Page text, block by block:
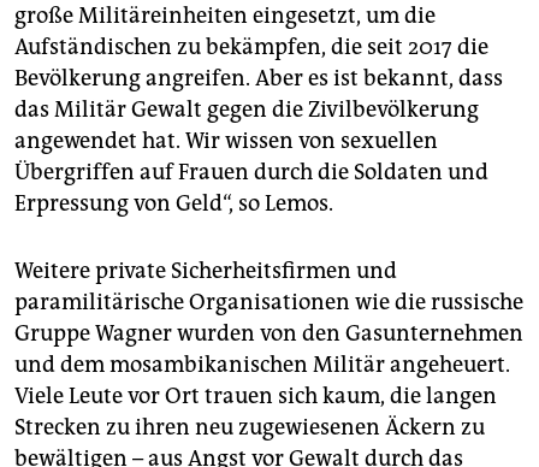
große Militäreinheiten eingesetzt, um die
Aufständischen zu bekämpfen, die seit 2017 die
Bevölkerung angreifen. Aber es ist bekannt, dass
das Militär Gewalt gegen die Zivilbevölkerung
angewendet hat. Wir wissen von sexuellen
Übergriffen auf Frauen durch die Soldaten und
Erpressung von Geld“, so Lemos.
Weitere private Sicherheitsfirmen und
paramilitärische Organisationen wie die russische
Gruppe Wagner wurden von den Gasunternehmen
und dem mosambikanischen Militär angeheuert.
Viele Leute vor Ort trauen sich kaum, die langen
Strecken zu ihren neu zugewiesenen Äckern zu
bewältigen – aus Angst vor Gewalt durch das